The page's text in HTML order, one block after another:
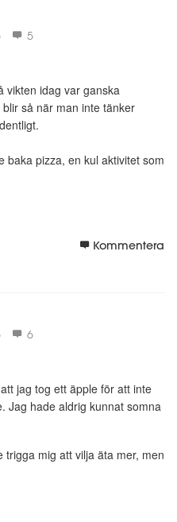
5
vikten idag var ganska
så när man inte tänker
baka pizza, en kul aktivitet som
Kommentera
6
jag tog ett äpple för att inte
Jag hade aldrig kunnat somna
mig att vilja äta mer, men